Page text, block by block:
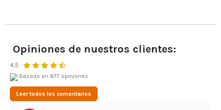
Opiniones de nuestros clientes:
4.5
Basado en 877 opiniones
Leer todos los comentarios